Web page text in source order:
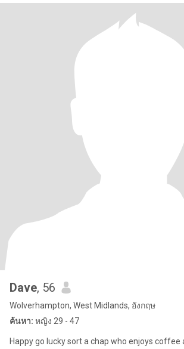
Dave, 56
Wolverhampton, West Midlands, อังกฤษ
ค้นหา: หญิง 29 - 47
Happy go lucky sort a chap who enjoys coffee